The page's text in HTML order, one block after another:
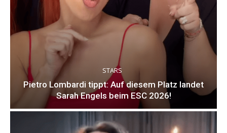
STARS
Pietro Lombardi tippt: Auf diesem Platz landet
Sarah Engels beim ESC 2026!